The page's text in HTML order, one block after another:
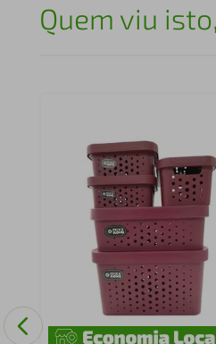
Quem viu